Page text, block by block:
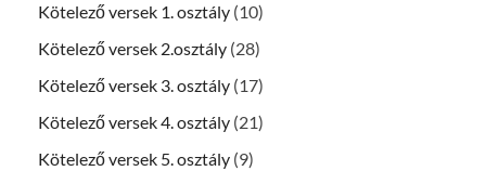
Kötelező versek 1. osztály (10)
Kötelező versek 2.osztály (28)
Kötelező versek 3. osztály (17)
Kötelező versek 4. osztály (21)
Kötelező versek 5. osztály (9)